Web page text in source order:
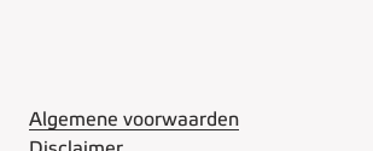
Algemene voorwaarden